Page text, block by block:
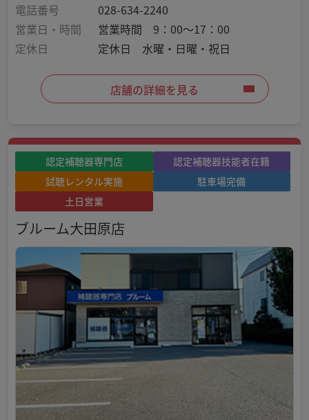
電話番号
028-634-2240
営業日・時間
営業時間 9：00～17：00
定休日
定休日 水曜・日曜・祝日
店舗の詳細を見る
認定補聴器専門店
認定補聴器技能者在籍
試聴レンタル実施
駐車場完備
土日営業
ブルーム大田原店